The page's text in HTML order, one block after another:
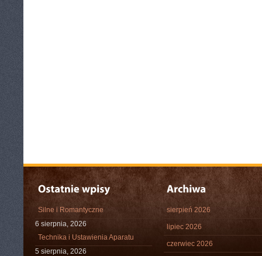
Silne i Romantyczne
6 sierpnia, 2026
Technika i Ustawienia Aparatu
5 sierpnia, 2026
sierpień 2026
lipiec 2026
czerwiec 2026